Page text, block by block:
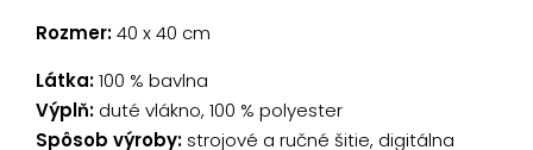
Rozmer:40 x 40 cm
Látka:100 % bavlna
Výplň: duté vlákno, 100 % polyester
Spôsob výroby: strojové a ručné šitie, digitálna